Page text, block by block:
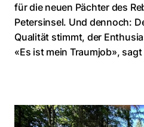
für die neuen Pächter des
Petersinsel. Und dennoch:
Qualität stimmt, der
«Es ist mein Traumjob»,